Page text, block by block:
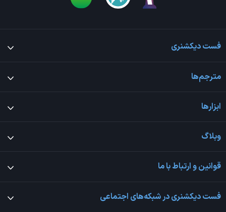
فست دیکشنری
مترجم‌ها
ابزارها
وبلاگ
قوانین و ارتباط با ما
فست دیکشنری در شبکه‌های اجتماعی